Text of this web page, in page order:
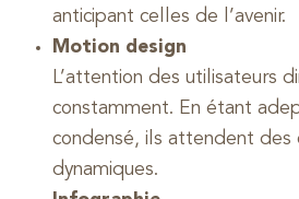
anticipant celles de l’avenir.
Motion design
L’attention des utilisateurs
constamment. En étant
condensé, ils attendent des
dynamiques.